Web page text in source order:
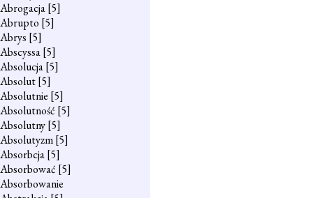
Abrogacja[5]
Abrupto [5]
Abrys [5]
Abscyssa[5]
Absolucja[5]
Absolut[5]
Absolutnie [5]
Absolutność [5]
Absolutny[5]
Absolutyzm[5]
Absorbcja[5]
Absorbować [5]
Absorbowanie